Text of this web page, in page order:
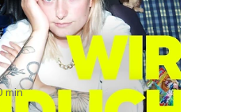
kein Bock mehr auf
haben
min